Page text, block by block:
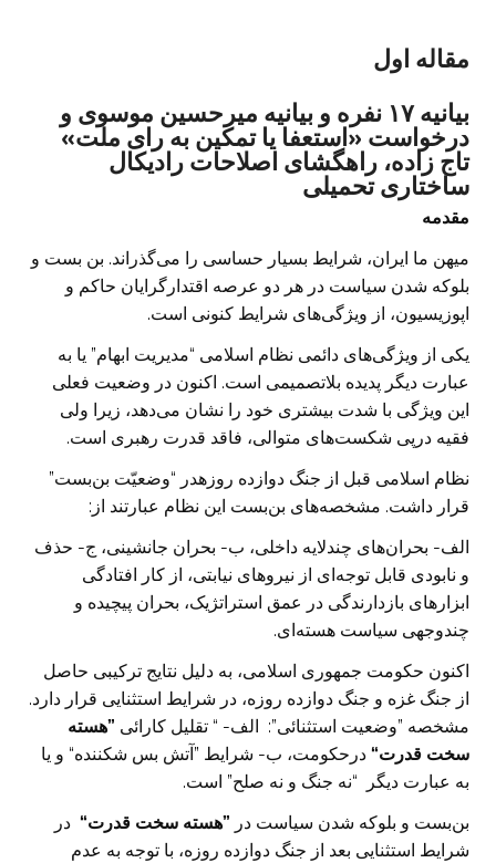
مقاله اول
بیانیه ۱۷ نفره و بیانیه میرحسین موسوی و
درخواست «استعفا یا تمکین به رای ملت»
تاج زاده، راهگشای اصلاحات رادیکال
ساختاری تحمیلی
مقدمه
میهن ما ایران، شرایط بسیار حساسی را می‌گذراند. بن بست و
بلوکه شدن سیاست در هر دو عرصه اقتدارگرایان حاکم و
اپوزیسیون، از ویژگی‌های شرایط کنونی است.
یکی از ویژگی‌های دائمی نظام اسلامی “مدیریت ابهام” یا به
عبارت دیگر پدیده بلاتصمیمی است. اکنون در وضعیت فعلی
این ویژگی با شدت بیشتری خود را نشان می‌دهد، زیرا ولی
فقیه درپی شکست‌های متوالی، فاقد قدرت رهبری است.
نظام اسلامی قبل از جنگ دوازده روزهدر “وضعیّت بن‌بست”
قرار داشت. مشخصه‌های بن‌بست این نظام عبارتند از:
الف- بحران‌های چندلایه داخلی، ب- بحران جانشینی، ج- حذف
و نابودی قابل توجه‌ای از نیروهای نیابتی، از کار افتادگی
ابزارهای بازدارندگی در عمق استراتژیک، بحران پیچیده و
چندوجهی سیاست هسته‌ای.
اکنون حکومت جمهوری اسلامی، به دلیل نتایج ترکیبی حاصل
از جنگ غزه و جنگ دوازده روزه، در شرایط استثنایی قرار دارد.
مشخصه ”وضعیت استثنائی”: الف- “ تقلیل کارائی ”هسته
سخت قدرت“ درحکومت، ب- شرایط ”آتش بس شکننده“ و یا
به عبارت دیگر “نه جنگ و نه صلح” است.
بن‌بست و بلوکه شدن سیاست در ”هسته سخت قدرت“ در
شرایط استثنایی بعد از جنگ دوازده روزه، با توجه به عدم